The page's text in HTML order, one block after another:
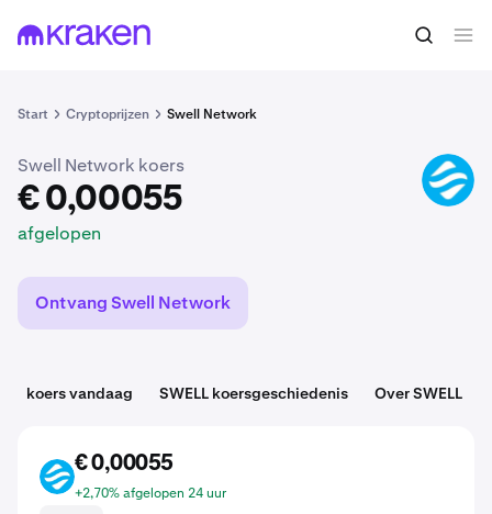
Start Cryptoprijzen Swell Network
€ 0,00055 SWELL kopen
Swell Network koers
€ 0,00055
afgelopen
SWELL
Ontvang Swell Network
koers vandaag SWELL koersgeschiedenis Over SWELL
SWELL
€ 0,00055
+2,70% afgelopen 24 uur